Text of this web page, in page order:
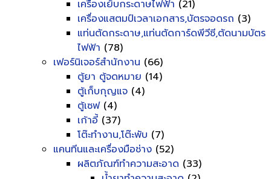
เครื่องเย็บกระดาษไฟฟ้า (21)
เครื่องแสตมป์เวลาเอกสาร,บัตรจอดรถ (3)
แท่นตัดกระดาษ,แท่นตัดการ์ดพีวีซี,ตัดนามบัตร
ไฟฟ้า (78)
เฟอร์นิเจอร์สำนักงาน (66)
ตู้ยา ตู้จดหมาย (14)
ตู้เก็บกุญแจ (4)
ตู้เซฟ(4)
เก้าอี้ (37)
โต๊ะทำงาน,โต๊ะพับ (7)
แคนทีนและเครื่องมือช่าง (52)
ผลิตภัณฑ์ทำความสะอาด (33)